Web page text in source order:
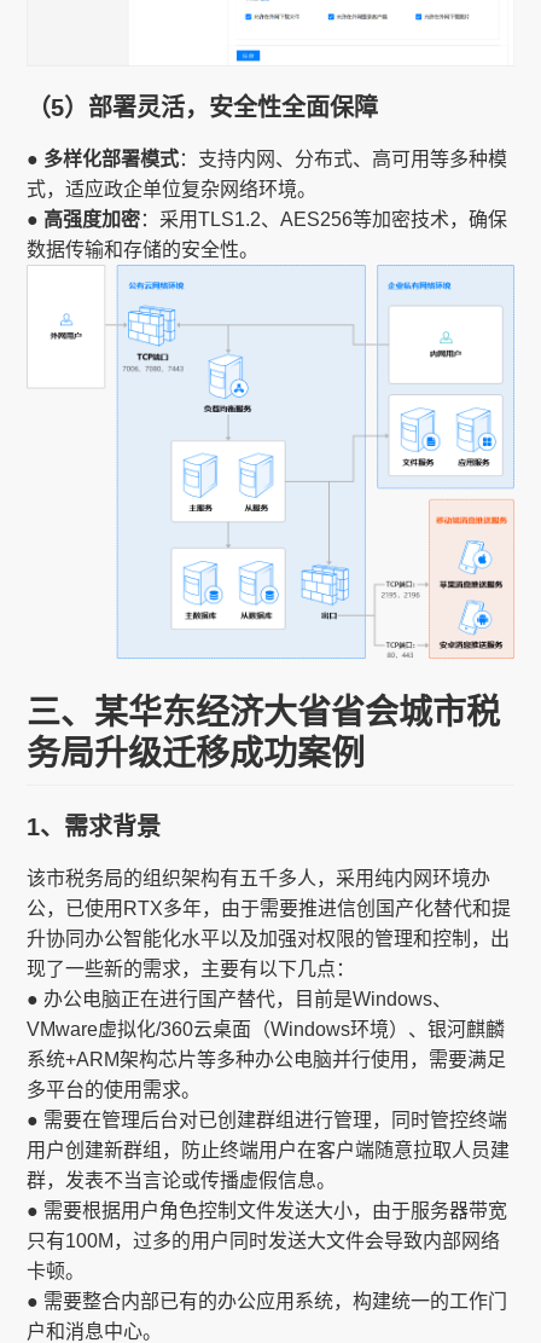
（5）部署灵活，安全性全面保障
● 多样化部署模式：支持内网、分布式、高可用等多种模
式，适应政企单位复杂网络环境。
● 高强度加密：采用TLS1.2、AES256等加密技术，确保
数据传输和存储的安全性。
三、某华东经济大省省会城市税
务局升级迁移成功案例
1、需求背景
该市税务局的组织架构有五千多人，采用纯内网环境办
公，已使用RTX多年，由于需要推进信创国产化替代和提
升协同办公智能化水平以及加强对权限的管理和控制，出
现了一些新的需求，主要有以下几点：
● 办公电脑正在进行国产替代，目前是Windows、
VMware虚拟化/360云桌面（Windows环境）、银河麒麟
系统+ARM架构芯片等多种办公电脑并行使用，需要满足
多平台的使用需求。
● 需要在管理后台对已创建群组进行管理，同时管控终端
用户创建新群组，防止终端用户在客户端随意拉取人员建
群，发表不当言论或传播虚假信息。
● 需要根据用户角色控制文件发送大小，由于服务器带宽
只有100M，过多的用户同时发送大文件会导致内部网络
卡顿。
● 需要整合内部已有的办公应用系统，构建统一的工作门
户和消息中心。